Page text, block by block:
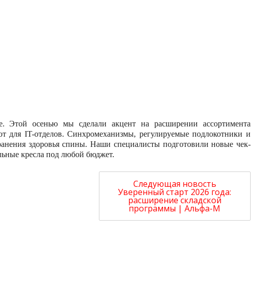
Этой осенью мы сделали акцент на расширении ассортимента
для IT-отделов. Синхромеханизмы, регулируемые подлокотники и
здоровья спины. Наши специалисты подготовили новые чек-
кресла под любой бюджет.
Следующая новость
Уверенный старт 2026 года:
расширение складской
программы | Альфа-М